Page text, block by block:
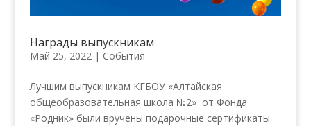
Награды выпускникам
Май 25, 2022 | События
Лучшим выпускникам КГБОУ «Алтайская
общеобразовательная школа №2» от Фонда
«Родник» были вручены подарочные сертификаты